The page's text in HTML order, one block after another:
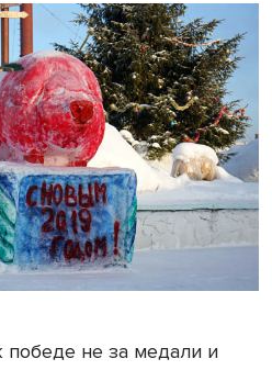
не за медали и